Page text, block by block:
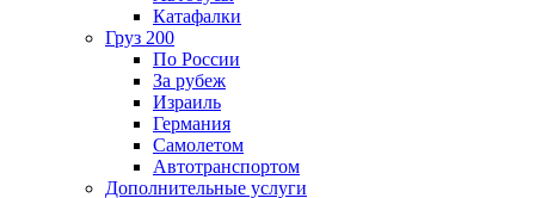
Катафалки
Груз 200
По России
За рубеж
Израиль
Германия
Самолетом
Автотранспортом
Дополнительные услуги